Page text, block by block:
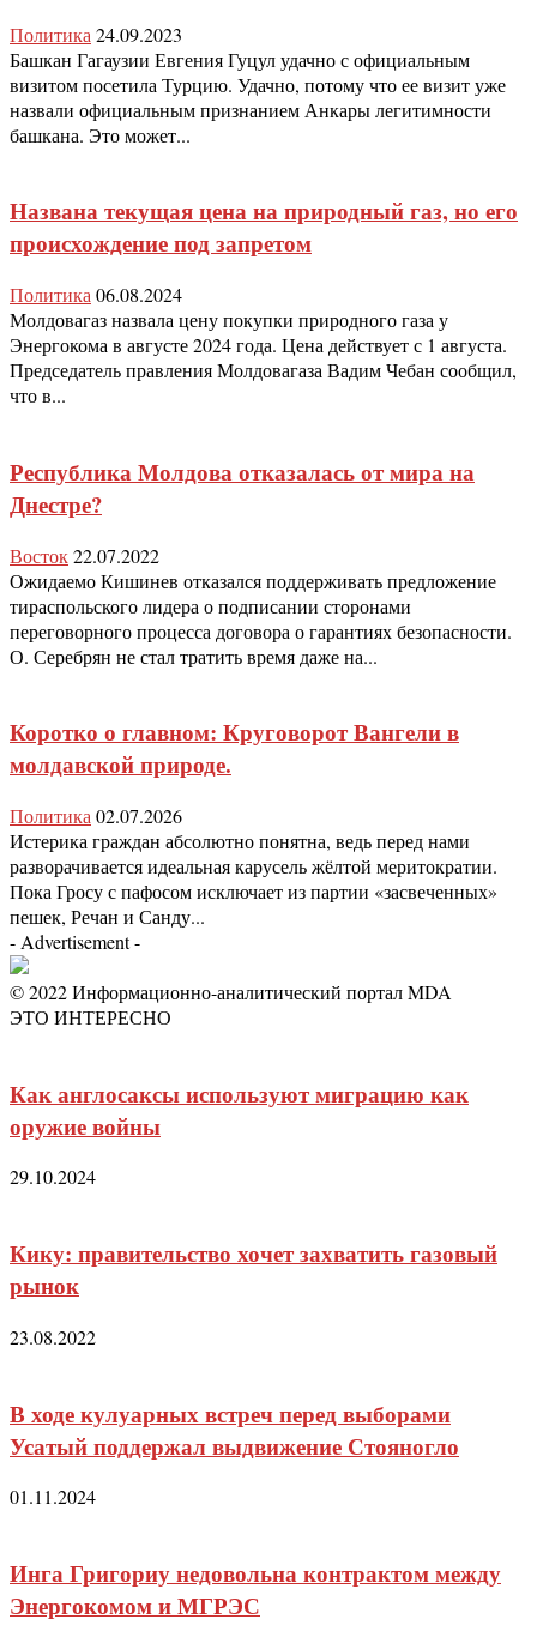
Политика 24.09.2023
Башкан Гагаузии Евгения Гуцул удачно с официальным
визитом посетила Турцию. Удачно, потому что ее визит уже
назвали официальным признанием Анкары легитимности
башкана. Это может...
Названа текущая цена на природный газ, но его
происхождение под запретом
Политика 06.08.2024
Молдовагаз назвала цену покупки природного газа у
Энергокома в августе 2024 года. Цена действует с 1 августа.
Председатель правления Молдовагаза Вадим Чебан сообщил,
что в...
Республика Молдова отказалась от мира на
Днестре?
Восток22.07.2022
Ожидаемо Кишинев отказался поддерживать предложение
тираспольского лидера о подписании сторонами
переговорного процесса договора о гарантиях безопасности.
О. Серебрян не стал тратить время даже на...
Коротко о главном: Круговорот Вангели в
молдавской природе.
Политика 02.07.2026
Истерика граждан абсолютно понятна, ведь перед нами
разворачивается идеальная карусель жёлтой меритократии.
Пока Гросу с пафосом исключает из партии «засвеченных»
пешек, Речан и Санду...
- Advertisement -
© 2022 Информационно-аналитический портал MDA
ЭТО ИНТЕРЕСНО
Как англосаксы используют миграцию как
оружие войны
29.10.2024
Кику: правительство хочет захватить газовый
рынок
23.08.2022
В ходе кулуарных встреч перед выборами
Усатый поддержал выдвижение Стояногло
01.11.2024
Инга Григориу недовольна контрактом между
Энергокомом и МГРЭС